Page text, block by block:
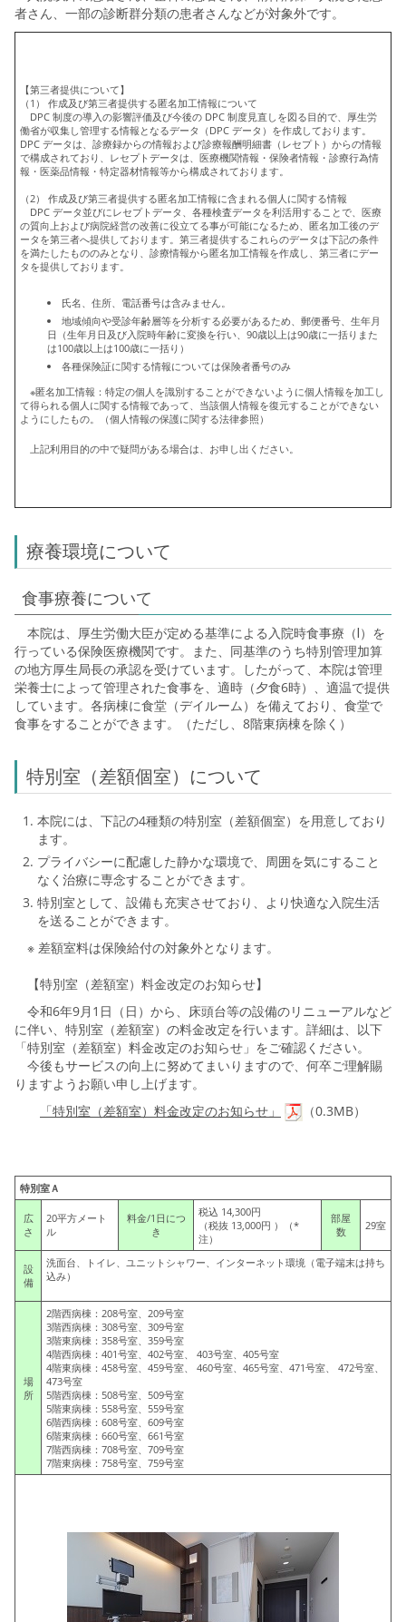
者さん、一部の診断群分類の患者さんなどが対象外です。
【第三者提供について】
（1） 作成及び第三者提供する匿名加工情報について
DPC 制度の導入の影響評価及び今後の DPC 制度見直しを図る目的で、厚生労
働省が収集し管理する情報となるデータ（DPC データ）を作成しております。
DPC データは、診療録からの情報および診療報酬明細書（レセプト）からの情報
で構成されており、レセプトデータは、医療機関情報・保険者情報・診療行為情
報・医薬品情報・特定器材情報等から構成されております。
（2） 作成及び第三者提供する匿名加工情報に含まれる個人に関する情報
DPC データ並びにレセプトデータ、各種検査データを利活用することで、医療
の質向上および病院経営の改善に役立てる事が可能になるため、匿名加工後のデ
ータを第三者へ提供しております。第三者提供するこれらのデータは下記の条件
を満たしたもののみとなり、診療情報から匿名加工情報を作成し、第三者にデー
タを提供しております。
氏名、住所、電話番号は含みません。
地域傾向や受診年齢層等を分析する必要があるため、郵便番号、生年月
日（生年月日及び入院時年齢に変換を行い、90歳以上は90歳に一括りまた
は100歳以上は100歳に一括り）
各種保険証に関する情報については保険者番号のみ
※匿名加工情報：特定の個人を識別することができないように個人情報を加工し
て得られる個人に関する情報であって、当該個人情報を復元することができない
ようにしたもの。（個人情報の保護に関する法律参照）
上記利用目的の中で疑問がある場合は、お申し出ください。
療養環境について
食事療養について
本院は、厚生労働大臣が定める基準による入院時食事療（Ⅰ）を
行っている保険医療機関です。また、同基準のうち特別管理加算
の地方厚生局長の承認を受けています。したがって、本院は管理
栄養士によって管理された食事を、適時（夕食6時）、適温で提供
しています。各病棟に食堂（デイルーム）を備えており、食堂で
食事をすることができます。（ただし、8階東病棟を除く）
特別室（差額個室）について
本院には、下記の4種類の特別室（差額個室）を用意しており
ます。
プライバシーに配慮した静かな環境で、周囲を気にすること
なく治療に専念することができます。
特別室として、設備も充実させており、より快適な入院生活
を送ることができます。
※ 差額室料は保険給付の対象外となります。
【特別室（差額室）料金改定のお知らせ】
令和6年9月1日（日）から、床頭台等の設備のリニューアルなど
に伴い、特別室（差額室）の料金改定を行います。詳細は、以下
「特別室（差額室）料金改定のお知らせ」をご確認ください。
今後もサービスの向上に努めてまいりますので、何卒ご理解賜
りますようお願い申し上げます。
「特別室（差額室）料金改定のお知らせ」
（0.3MB）
特別室Ａ
広
さ
20平方メート
ル
料金/1日につ
き
税込 14,300円
（税抜 13,000円 ）（*
注）
部屋
数
29室
設
備
洗面台、トイレ、ユニットシャワー、インターネット環境（電子端末は持ち
込み）
場
所
2階西病棟：208号室、209号室
3階西病棟：308号室、309号室
3階東病棟：358号室、359号室
4階西病棟：401号室、402号室、 403号室、405号室
4階東病棟：458号室、459号室、 460号室、465号室、471号室、 472号室、
473号室
5階西病棟：508号室、509号室
5階東病棟：558号室、559号室
6階西病棟：608号室、609号室
6階東病棟：660号室、661号室
7階西病棟：708号室、709号室
7階東病棟：758号室、759号室